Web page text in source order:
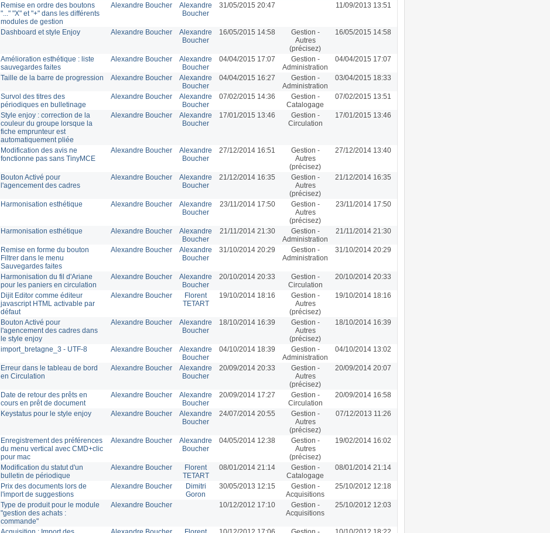
Remise en ordre des boutons
"..." "X" et "+" dans les différents
modules de gestion
Alexandre Boucher
Alexandre
Boucher
31/05/2015 20:47 11/09/2013 13:51
Dashboard et style Enjoy Alexandre Boucher
Alexandre
Boucher
16/05/2015 14:58
Gestion -
Autres
(précisez)
16/05/2015 14:58
Amélioration esthétique : liste
sauvegardes faites
Alexandre Boucher
Alexandre
Boucher
04/04/2015 17:07
Gestion -
Administration
04/04/2015 17:07
Taille de la barre de progression Alexandre Boucher
Alexandre
Boucher
04/04/2015 16:27
Gestion -
Administration
03/04/2015 18:33
Survol des titres des
périodiques en bulletinage
Alexandre Boucher
Alexandre
Boucher
07/02/2015 14:36
Gestion -
Catalogage
07/02/2015 13:51
Style enjoy : correction de la
couleur du groupe lorsque la
fiche emprunteur est
automatiquement pliée
Alexandre Boucher
Alexandre
Boucher
17/01/2015 13:46
Gestion -
Circulation
17/01/2015 13:46
Modification des avis ne
fonctionne pas sans TinyMCE
Alexandre Boucher
Alexandre
Boucher
27/12/2014 16:51
Gestion -
Autres
(précisez)
27/12/2014 13:40
Bouton Activé pour
l'agencement des cadres
Alexandre Boucher
Alexandre
Boucher
21/12/2014 16:35
Gestion -
Autres
(précisez)
21/12/2014 16:35
Harmonisation esthétique Alexandre Boucher
Alexandre
Boucher
23/11/2014 17:50
Gestion -
Autres
(précisez)
23/11/2014 17:50
Harmonisation esthétique Alexandre Boucher
Alexandre
Boucher
21/11/2014 21:30
Gestion -
Administration
21/11/2014 21:30
Remise en forme du bouton
Filtrer dans le menu
Sauvegardes faites
Alexandre Boucher
Alexandre
Boucher
31/10/2014 20:29
Gestion -
Administration
31/10/2014 20:29
Harmonisation du fil d'Ariane
pour les paniers en circulation
Alexandre Boucher
Alexandre
Boucher
20/10/2014 20:33
Gestion -
Circulation
20/10/2014 20:33
Dijit Editor comme éditeur
javascript HTML activable par
défaut
Alexandre Boucher
Florent
TETART
19/10/2014 18:16
Gestion -
Autres
(précisez)
19/10/2014 18:16
Bouton Activé pour
l'agencement des cadres dans
le style enjoy
Alexandre Boucher
Alexandre
Boucher
18/10/2014 16:39
Gestion -
Autres
(précisez)
18/10/2014 16:39
import_bretagne_3 - UTF-8 Alexandre Boucher
Alexandre
Boucher
04/10/2014 18:39
Gestion -
Administration
04/10/2014 13:02
Erreur dans le tableau de bord
en Circulation
Alexandre Boucher
Alexandre
Boucher
20/09/2014 20:33
Gestion -
Autres
(précisez)
20/09/2014 20:07
Date de retour des prêts en
cours en prêt de document
Alexandre Boucher
Alexandre
Boucher
20/09/2014 17:27
Gestion -
Circulation
20/09/2014 16:58
Keystatus pour le style enjoy Alexandre Boucher
Alexandre
Boucher
24/07/2014 20:55
Gestion -
Autres
(précisez)
07/12/2013 11:26
Enregistrement des préférences
du menu vertical avec CMD+clic
pour mac
Alexandre Boucher
Alexandre
Boucher
04/05/2014 12:38
Gestion -
Autres
(précisez)
19/02/2014 16:02
Modification du statut d'un
bulletin de périodique
Alexandre Boucher
Florent
TETART
08/01/2014 21:14
Gestion -
Catalogage
08/01/2014 21:14
Prix des documents lors de
l'import de suggestions
Alexandre Boucher
Dimitri
Goron
30/05/2013 12:15
Gestion -
Acquisitions
25/10/2012 12:18
Type de produit pour le module
"gestion des achats :
commande"
Alexandre Boucher 10/12/2012 17:10
Gestion -
Acquisitions
25/10/2012 12:03